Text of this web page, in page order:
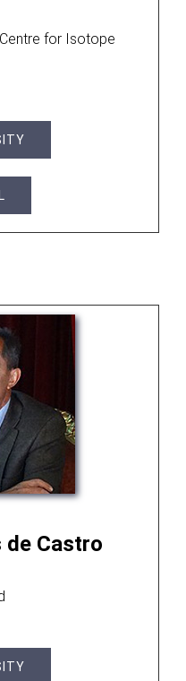
for Isotope
de Castro